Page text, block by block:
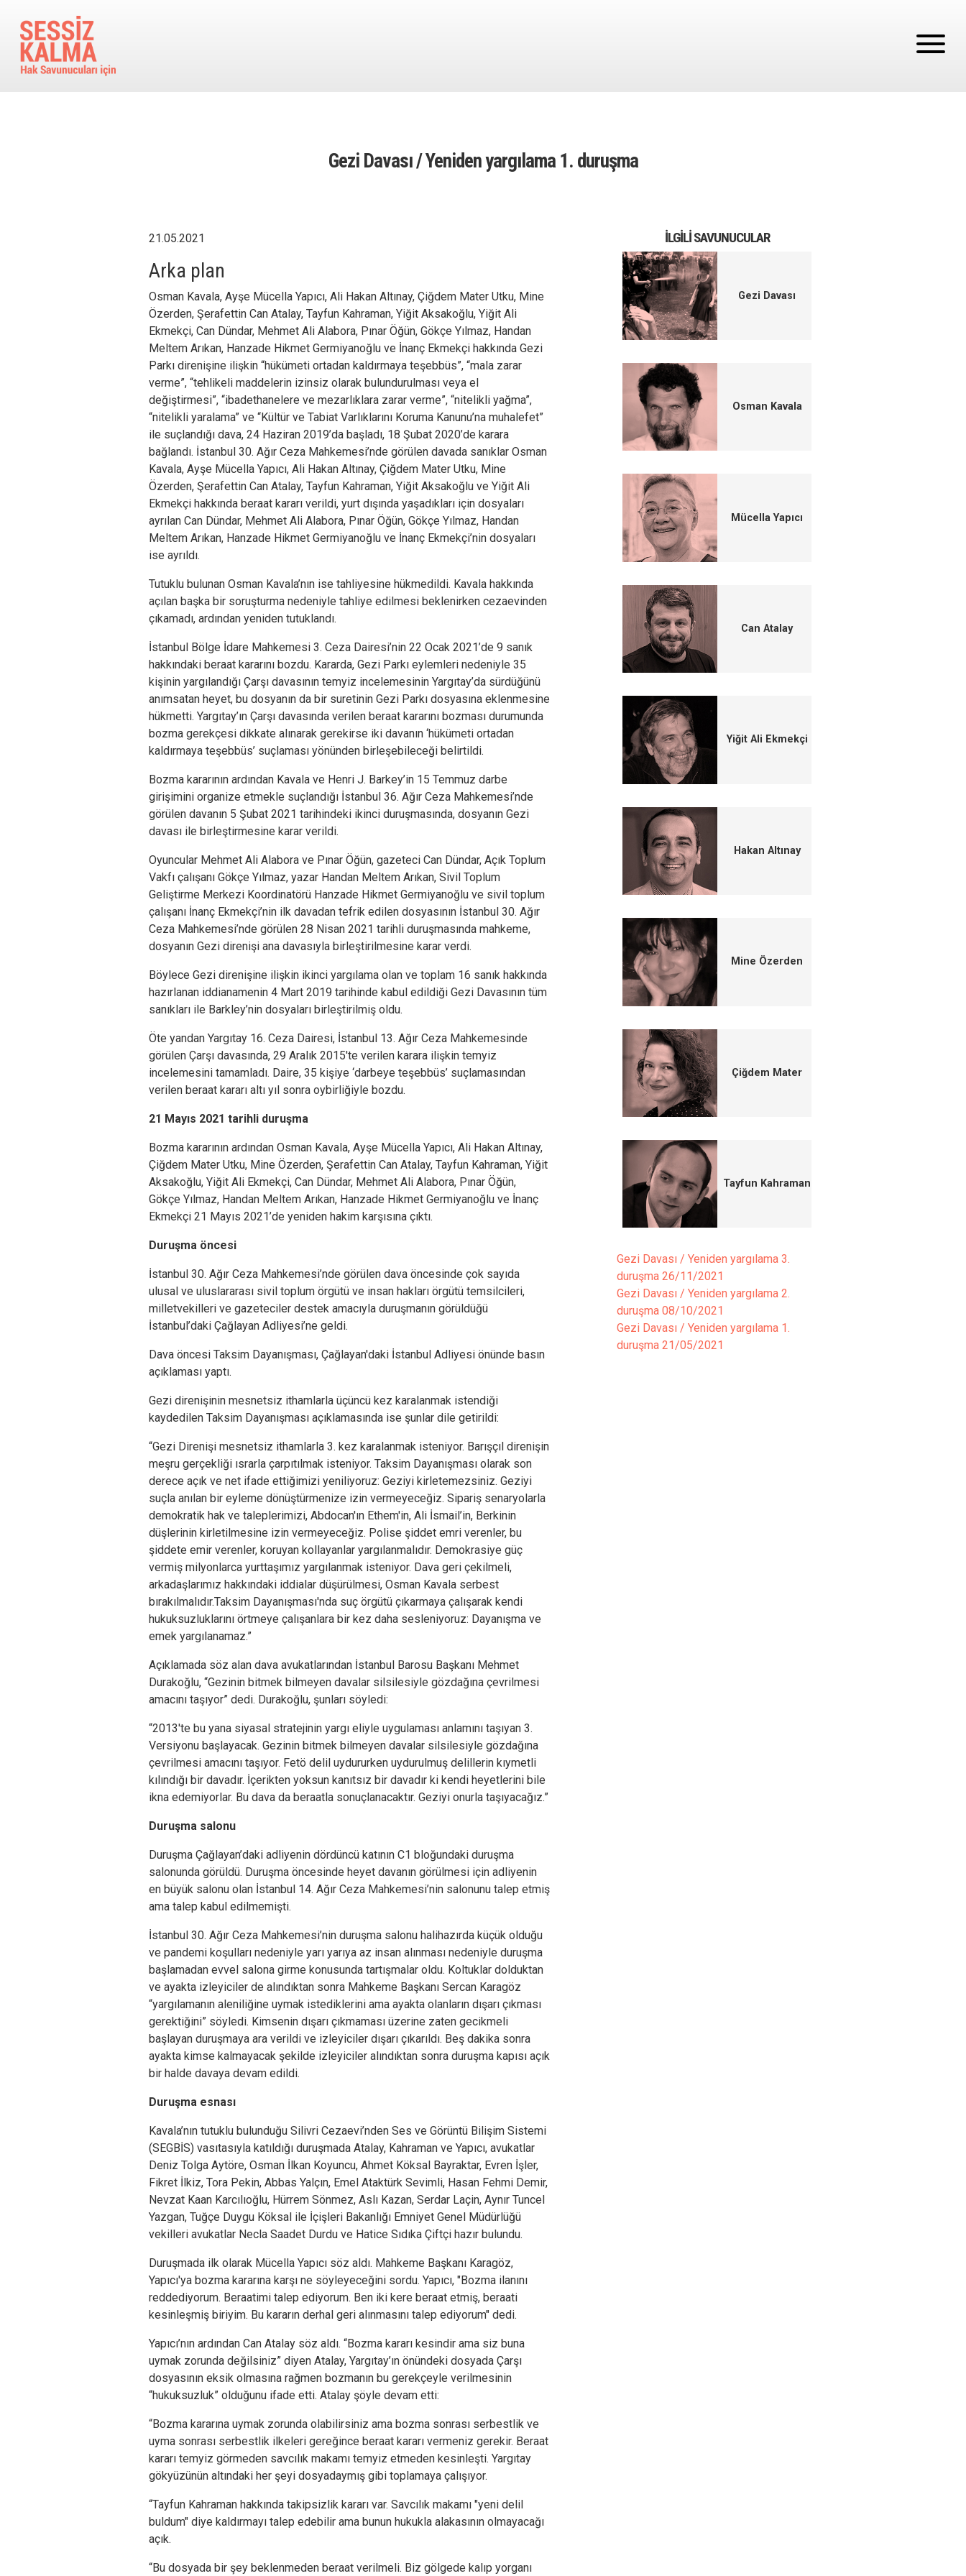
Gezi Davası / Yeniden yargılama 1. duruşma
21.05.2021
Arka plan
Osman Kavala, Ayşe Mücella Yapıcı, Ali Hakan Altınay, Çiğdem Mater Utku, Mine
Özerden, Şerafettin Can Atalay, Tayfun Kahraman, Yiğit Aksakoğlu, Yiğit Ali
Ekmekçi, Can Dündar, Mehmet Ali Alabora, Pınar Öğün, Gökçe Yılmaz, Handan
Meltem Arıkan, Hanzade Hikmet Germiyanoğlu ve İnanç Ekmekçi hakkında Gezi
Parkı direnişine ilişkin “hükümeti ortadan kaldırmaya teşebbüs”, “mala zarar
verme”, “tehlikeli maddelerin izinsiz olarak bulundurulması veya el
değiştirmesi”, “ibadethanelere ve mezarlıklara zarar verme”, “nitelikli yağma”,
“nitelikli yaralama” ve “Kültür ve Tabiat Varlıklarını Koruma Kanunu’na muhalefet”
ile suçlandığı dava, 24 Haziran 2019’da başladı, 18 Şubat 2020’de karara
bağlandı. İstanbul 30. Ağır Ceza Mahkemesi’nde görülen davada sanıklar Osman
Kavala, Ayşe Mücella Yapıcı, Ali Hakan Altınay, Çiğdem Mater Utku, Mine
Özerden, Şerafettin Can Atalay, Tayfun Kahraman, Yiğit Aksakoğlu ve Yiğit Ali
Ekmekçi hakkında beraat kararı verildi, yurt dışında yaşadıkları için dosyaları
ayrılan Can Dündar, Mehmet Ali Alabora, Pınar Öğün, Gökçe Yılmaz, Handan
Meltem Arıkan, Hanzade Hikmet Germiyanoğlu ve İnanç Ekmekçi’nin dosyaları
ise ayrıldı.
Tutuklu bulunan Osman Kavala’nın ise tahliyesine hükmedildi. Kavala hakkında
açılan başka bir soruşturma nedeniyle tahliye edilmesi beklenirken cezaevinden
çıkamadı, ardından yeniden tutuklandı.
İstanbul Bölge İdare Mahkemesi 3. Ceza Dairesi’nin 22 Ocak 2021’de 9 sanık
hakkındaki beraat kararını bozdu. Kararda, Gezi Parkı eylemleri nedeniyle 35
kişinin yargılandığı Çarşı davasının temyiz incelemesinin Yargıtay’da sürdüğünü
anımsatan heyet, bu dosyanın da bir suretinin Gezi Parkı dosyasına eklenmesine
hükmetti. Yargıtay’ın Çarşı davasında verilen beraat kararını bozması durumunda
bozma gerekçesi dikkate alınarak gerekirse iki davanın ‘hükümeti ortadan
kaldırmaya teşebbüs’ suçlaması yönünden birleşebileceği belirtildi.
Bozma kararının ardından Kavala ve Henri J. Barkey’in 15 Temmuz darbe
girişimini organize etmekle suçlandığı İstanbul 36. Ağır Ceza Mahkemesi’nde
görülen davanın 5 Şubat 2021 tarihindeki ikinci duruşmasında, dosyanın Gezi
davası ile birleştirmesine karar verildi.
Oyuncular Mehmet Ali Alabora ve Pınar Öğün, gazeteci Can Dündar, Açık Toplum
Vakfı çalışanı Gökçe Yılmaz, yazar Handan Meltem Arıkan, Sivil Toplum
Geliştirme Merkezi Koordinatörü Hanzade Hikmet Germiyanoğlu ve sivil toplum
çalışanı İnanç Ekmekçi’nin ilk davadan tefrik edilen dosyasının İstanbul 30. Ağır
Ceza Mahkemesi’nde görülen 28 Nisan 2021 tarihli duruşmasında mahkeme,
dosyanın Gezi direnişi ana davasıyla birleştirilmesine karar verdi.
Böylece Gezi direnişine ilişkin ikinci yargılama olan ve toplam 16 sanık hakkında
hazırlanan iddianamenin 4 Mart 2019 tarihinde kabul edildiği Gezi Davasının tüm
sanıkları ile Barkley’nin dosyaları birleştirilmiş oldu.
Öte yandan Yargıtay 16. Ceza Dairesi, İstanbul 13. Ağır Ceza Mahkemesinde
görülen Çarşı davasında, 29 Aralık 2015'te verilen karara ilişkin temyiz
incelemesini tamamladı. Daire, 35 kişiye ‘darbeye teşebbüs’ suçlamasından
verilen beraat kararı altı yıl sonra oybirliğiyle bozdu.
21 Mayıs 2021 tarihli duruşma
Bozma kararının ardından Osman Kavala, Ayşe Mücella Yapıcı, Ali Hakan Altınay,
Çiğdem Mater Utku, Mine Özerden, Şerafettin Can Atalay, Tayfun Kahraman, Yiğit
Aksakoğlu, Yiğit Ali Ekmekçi, Can Dündar, Mehmet Ali Alabora, Pınar Öğün,
Gökçe Yılmaz, Handan Meltem Arıkan, Hanzade Hikmet Germiyanoğlu ve İnanç
Ekmekçi 21 Mayıs 2021’de yeniden hakim karşısına çıktı.
Duruşma öncesi
İstanbul 30. Ağır Ceza Mahkemesi’nde görülen dava öncesinde çok sayıda
ulusal ve uluslararası sivil toplum örgütü ve insan hakları örgütü temsilcileri,
milletvekilleri ve gazeteciler destek amacıyla duruşmanın görüldüğü
İstanbul’daki Çağlayan Adliyesi’ne geldi.
Dava öncesi Taksim Dayanışması, Çağlayan'daki İstanbul Adliyesi önünde basın
açıklaması yaptı.
Gezi direnişinin mesnetsiz ithamlarla üçüncü kez karalanmak istendiği
kaydedilen Taksim Dayanışması açıklamasında ise şunlar dile getirildi:
“Gezi Direnişi mesnetsiz ithamlarla 3. kez karalanmak isteniyor. Barışçıl direnişin
meşru gerçekliği ısrarla çarpıtılmak isteniyor. Taksim Dayanışması olarak son
derece açık ve net ifade ettiğimizi yeniliyoruz: Geziyi kirletemezsiniz. Geziyi
suçla anılan bir eyleme dönüştürmenize izin vermeyeceğiz. Sipariş senaryolarla
demokratik hak ve taleplerimizi, Abdocan'ın Ethem'in, Ali İsmail’in, Berkinin
düşlerinin kirletilmesine izin vermeyeceğiz. Polise şiddet emri verenler, bu
şiddete emir verenler, koruyan kollayanlar yargılanmalıdır. Demokrasiye güç
vermiş milyonlarca yurttaşımız yargılanmak isteniyor. Dava geri çekilmeli,
arkadaşlarımız hakkındaki iddialar düşürülmesi, Osman Kavala serbest
bırakılmalıdır.Taksim Dayanışması'nda suç örgütü çıkarmaya çalışarak kendi
hukuksuzluklarını örtmeye çalışanlara bir kez daha sesleniyoruz: Dayanışma ve
emek yargılanamaz.”
Açıklamada söz alan dava avukatlarından İstanbul Barosu Başkanı Mehmet
Durakoğlu, “Gezinin bitmek bilmeyen davalar silsilesiyle gözdağına çevrilmesi
amacını taşıyor” dedi. Durakoğlu, şunları söyledi:
“2013'te bu yana siyasal stratejinin yargı eliyle uygulaması anlamını taşıyan 3.
Versiyonu başlayacak. Gezinin bitmek bilmeyen davalar silsilesiyle gözdağına
çevrilmesi amacını taşıyor. Fetö delil uydururken uydurulmuş delillerin kıymetli
kılındığı bir davadır. İçerikten yoksun kanıtsız bir davadır ki kendi heyetlerini bile
ikna edemiyorlar. Bu dava da beraatla sonuçlanacaktır. Geziyi onurla taşıyacağız.”
Duruşma salonu
Duruşma Çağlayan’daki adliyenin dördüncü katının C1 bloğundaki duruşma
salonunda görüldü. Duruşma öncesinde heyet davanın görülmesi için adliyenin
en büyük salonu olan İstanbul 14. Ağır Ceza Mahkemesi’nin salonunu talep etmiş
ama talep kabul edilmemişti.
İstanbul 30. Ağır Ceza Mahkemesi’nin duruşma salonu halihazırda küçük olduğu
ve pandemi koşulları nedeniyle yarı yarıya az insan alınması nedeniyle duruşma
başlamadan evvel salona girme konusunda tartışmalar oldu. Koltuklar dolduktan
ve ayakta izleyiciler de alındıktan sonra Mahkeme Başkanı Sercan Karagöz
“yargılamanın aleniliğine uymak istediklerini ama ayakta olanların dışarı çıkması
gerektiğini” söyledi. Kimsenin dışarı çıkmaması üzerine zaten gecikmeli
başlayan duruşmaya ara verildi ve izleyiciler dışarı çıkarıldı. Beş dakika sonra
ayakta kimse kalmayacak şekilde izleyiciler alındıktan sonra duruşma kapısı açık
bir halde davaya devam edildi.
Duruşma esnası
Kavala’nın tutuklu bulunduğu Silivri Cezaevi’nden Ses ve Görüntü Bilişim Sistemi
(SEGBİS) vasıtasıyla katıldığı duruşmada Atalay, Kahraman ve Yapıcı, avukatlar
Deniz Tolga Aytöre, Osman İlkan Koyuncu, Ahmet Köksal Bayraktar, Evren İşler,
Fikret İlkiz, Tora Pekin, Abbas Yalçın, Emel Ataktürk Sevimli, Hasan Fehmi Demir,
Nevzat Kaan Karcılıoğlu, Hürrem Sönmez, Aslı Kazan, Serdar Laçin, Aynır Tuncel
Yazgan, Tuğçe Duygu Köksal ile İçişleri Bakanlığı Emniyet Genel Müdürlüğü
vekilleri avukatlar Necla Saadet Durdu ve Hatice Sıdıka Çiftçi hazır bulundu.
Duruşmada ilk olarak Mücella Yapıcı söz aldı. Mahkeme Başkanı Karagöz,
Yapıcı'ya bozma kararına karşı ne söyleyeceğini sordu. Yapıcı, "Bozma ilanını
reddediyorum. Beraatimi talep ediyorum. Ben iki kere beraat etmiş, beraati
kesinleşmiş biriyim. Bu kararın derhal geri alınmasını talep ediyorum" dedi.
Yapıcı’nın ardından Can Atalay söz aldı. “Bozma kararı kesindir ama siz buna
uymak zorunda değilsiniz” diyen Atalay, Yargıtay’ın önündeki dosyada Çarşı
dosyasının eksik olmasına rağmen bozmanın bu gerekçeyle verilmesinin
“hukuksuzluk” olduğunu ifade etti. Atalay şöyle devam etti:
“Bozma kararına uymak zorunda olabilirsiniz ama bozma sonrası serbestlik ve
uyma sonrası serbestlik ilkeleri gereğince beraat kararı vermeniz gerekir. Beraat
kararı temyiz görmeden savcılık makamı temyiz etmeden kesinleşti. Yargıtay
gökyüzünün altındaki her şeyi dosyadaymış gibi toplamaya çalışıyor.
“Tayfun Kahraman hakkında takipsizlik kararı var. Savcılık makamı "yeni delil
buldum" diye kaldırmayı talep edebilir ama bunun hukukla alakasının olmayacağı
açık.
“Bu dosyada bir şey beklenmeden beraat verilmeli. Biz gölgede kalıp yorganı
İLGILI SAVUNUCULAR
Gezi Davası
Osman Kavala
Mücella Yapıcı
Can Atalay
Yiğit Ali Ekmekçi
Hakan Altınay
Mine Özerden
Çiğdem Mater
Tayfun Kahraman
Gezi Davası / Yeniden yargılama 3.
duruşma 26/11/2021
Gezi Davası / Yeniden yargılama 2.
duruşma 08/10/2021
Gezi Davası / Yeniden yargılama 1.
duruşma 21/05/2021